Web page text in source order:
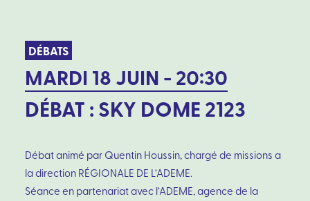
DÉBATS
MARDI 18 JUIN - 20:30
DÉBAT : SKY DOME 2123
Débat animé par Quentin Houssin, chargé de missions a
la direction RÉGIONALE DE L’ADEME.
Séance en partenariat avec l’ADEME, agence de la